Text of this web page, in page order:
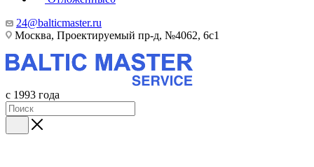
24@balticmaster.ru
Москва, Проектируемый пр-д, №4062, 6с1
с 1993 года